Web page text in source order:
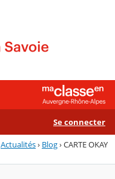
Se connecter
Actualités› Blog›CARTE OKAY